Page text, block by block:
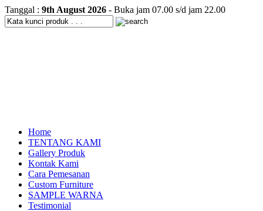
Tanggal : 9th August 2026 - Buka jam 07.00 s/d jam 22.00
Home
TENTANG KAMI
Gallery Produk
Kontak Kami
Cara Pemesanan
Custom Furniture
SAMPLE WARNA
Testimonial